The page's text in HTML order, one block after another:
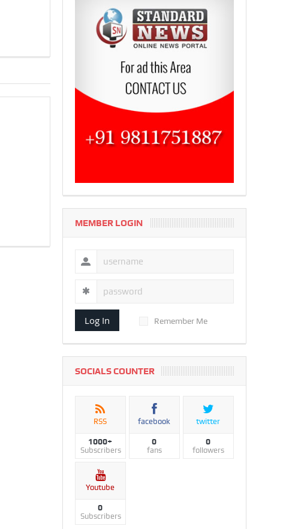
MEMBER LOGIN
Log In Remember Me
SOCIALS COUNTER
RSS
1000+
Subscribers
facebook
0
fans
twitter
0
followers
Youtube
0
Subscribers